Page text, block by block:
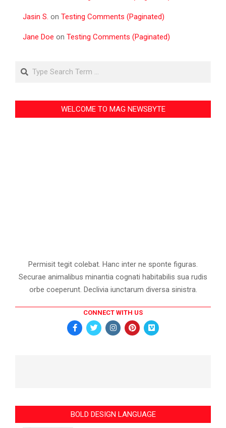
Jasin S. on Testing Comments (Paginated)
Jane Doe on Testing Comments (Paginated)
Search
WELCOME TO MAG NEWSBYTE
Permisit tegit colebat. Hanc inter ne sponte figuras.
Securae animalibus minantia cognati habitabilis sua rudis
orbe coeperunt. Declivia iunctarum diversa sinistra.
CONNECT WITH US
BOLD DESIGN LANGUAGE